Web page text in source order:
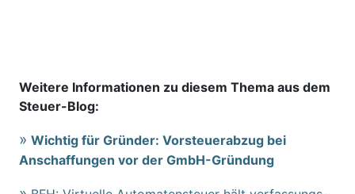
Weitere Informationen zu diesem Thema aus dem
Steuer-Blog:
Wichtig für Gründer: Vorsteuerabzug bei
Anschaffungen vor der GmbH-Gründung